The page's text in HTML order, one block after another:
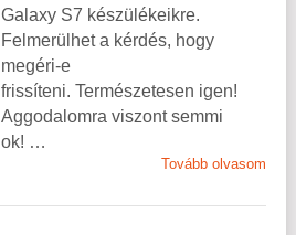
Galaxy S7 készülékeikre.
Felmerülhet a kérdés, hogy
megéri-e
frissíteni. Természetesen igen!
Aggodalomra viszont semmi
ok! …
Tovább olvasom